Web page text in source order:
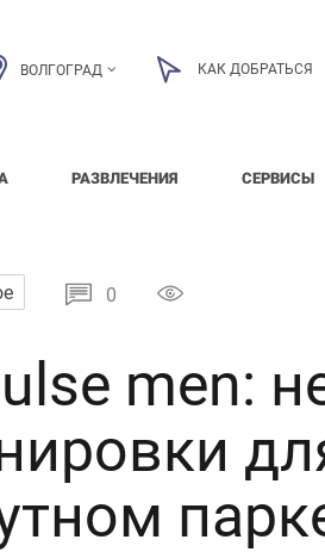
ВОЛГОГРАД КАК ДОБРАТЬСЯ
РАЗВЛЕЧЕНИЯ СЕРВИСЫ
0
men: